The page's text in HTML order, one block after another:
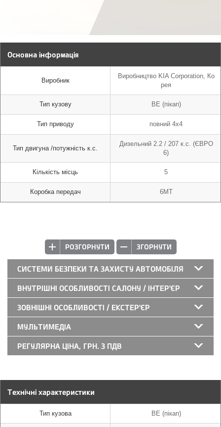
Основна інформація
Виробник
Тип кузову
Тип приводу
Тип двигуна /потужність к.с.
Кількість місць
Коробка передач
Виробництво KIA Corporation, Ко
рея
BE (пікап)
повний 4х4
Дизельний 2.2 / 207 к.с. (ЄВРО
6)
5
6MT
РОЗГОРНУТИ ЗГОРНУТИ
СИСТЕМИ БЕЗПЕКИ ТА ЗАХИСТУ АВТОМОБІЛЯ
ВНУТРІШНІ ОСОБЛИВОСТІ САЛОНУ / ІНТЕР'ЄР
ЗОВНІШНІ ОСОБЛИВОСТІ / ЕКСТЕР'ЄР
МУЛЬТИМЕДІА
РЕГУЛЯРНА ЦІНА, ГРН. З ПДВ
Технічні характеристики
Тип кузова BE (пікап)